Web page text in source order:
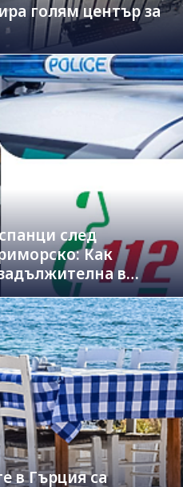
голям център за
след
Как
в
в Гърция са